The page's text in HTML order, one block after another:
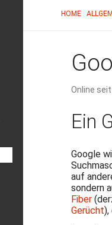
HOME
Online
Ein
Google
auf
sondern
Fiber
Gerücht),